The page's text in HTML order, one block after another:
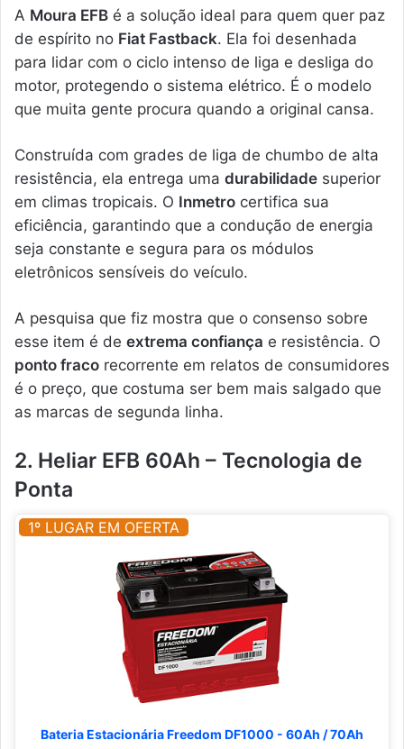
A Moura EFB é a solução ideal para quem quer paz
de espírito no Fiat Fastback. Ela foi desenhada
para lidar com o ciclo intenso de liga e desliga do
motor, protegendo o sistema elétrico. É o modelo
que muita gente procura quando a original cansa.
Construída com grades de liga de chumbo de alta
resistência, ela entrega uma durabilidade superior
em climas tropicais. O Inmetro certifica sua
eficiência, garantindo que a condução de energia
seja constante e segura para os módulos
eletrônicos sensíveis do veículo.
A pesquisa que fiz mostra que o consenso sobre
esse item é de extrema confiança e resistência. O
ponto fraco recorrente em relatos de consumidores
é o preço, que costuma ser bem mais salgado que
as marcas de segunda linha.
2. Heliar EFB 60Ah – Tecnologia de
Ponta
1º LUGAR EM OFERTA
Bateria Estacionária Freedom DF1000 - 60Ah / 70Ah